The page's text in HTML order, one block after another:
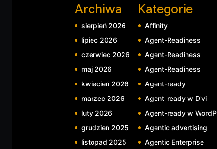
Archiwa
sierpień 2026
lipiec 2026
czerwiec 2026
maj 2026
kwiecień 2026
marzec 2026
luty 2026
grudzień 2025
listopad 2025
Kategorie
Affinity
Agent-Readiness
Agent-Readiness
Agent-Readiness
Agent-ready
Agent-ready w Divi
Agent-ready w
Agentic advertising
Agentic Enterprise